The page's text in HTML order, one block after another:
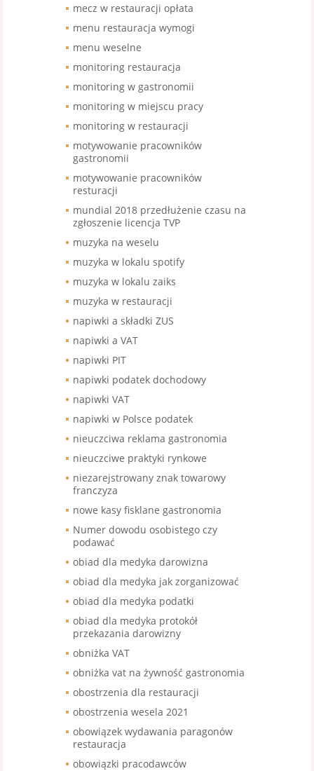
mecz w restauracji opłata
menu restauracja wymogi
menu weselne
monitoring restauracja
monitoring w gastronomii
monitoring w miejscu pracy
monitoring w restauracji
motywowanie pracowników
gastronomii
motywowanie pracowników
resturacji
mundial 2018 przedłużenie czasu na
zgłoszenie licencja TVP
muzyka na weselu
muzyka w lokalu spotify
muzyka w lokalu zaiks
muzyka w restauracji
napiwki a składki ZUS
napiwki a VAT
napiwki PIT
napiwki podatek dochodowy
napiwki VAT
napiwki w Polsce podatek
nieuczciwa reklama gastronomia
nieuczciwe praktyki rynkowe
niezarejstrowany znak towarowy
franczyza
nowe kasy fisklane gastronomia
Numer dowodu osobistego czy
podawać
obiad dla medyka darowizna
obiad dla medyka jak zorganizować
obiad dla medyka podatki
obiad dla medyka protokół
przekazania darowizny
obniżka VAT
obniżka vat na żywność gastronomia
obostrzenia dla restauracji
obostrzenia wesela 2021
obowiązek wydawania paragonów
restauracja
obowiązki pracodawców